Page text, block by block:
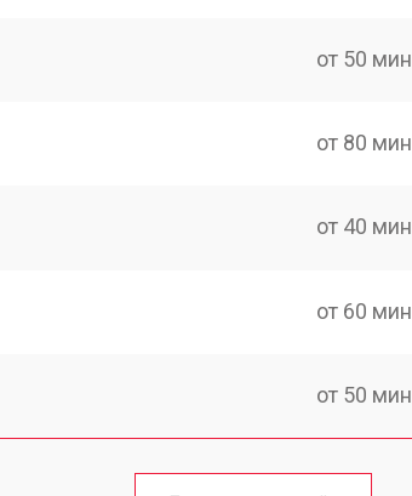
от 50 мин
от 80 мин
от 40 мин
от 60 мин
от 50 мин
от 60 мин